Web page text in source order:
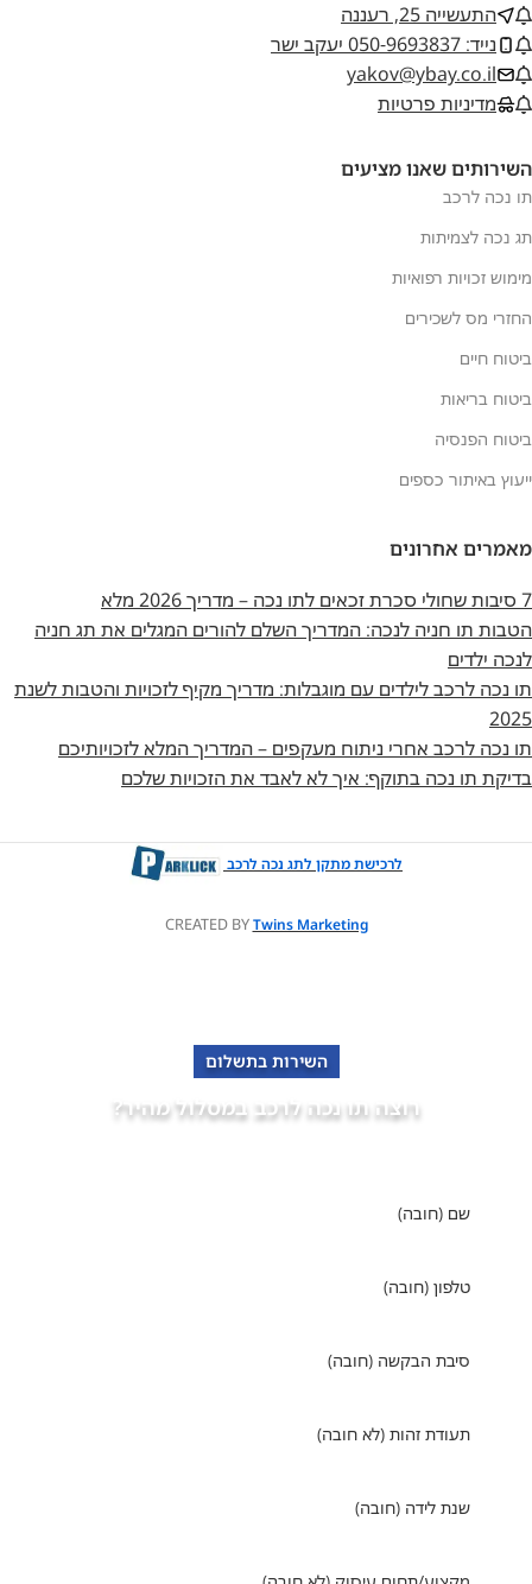
מאמרים אחרונים
7 סיבות שחולי סכרת זכאים לתו נכה – מדריך 2026 מלא
הטבות תו חניה לנכה: המדריך השלם להורים המגלים את תג חניה
לנכה ילדים
תו נכה לרכב לילדים עם מוגבלות: מדריך מקיף לזכויות והטבות לשנת
2025
תו נכה לרכב אחרי ניתוח מעקפים – המדריך המלא לזכויותיכם
בדיקת תו נכה בתוקף: איך לא לאבד את הזכויות שלכם
השירותים שאנו מציעים
תו נכה לרכב
תג נכה לצמיתות
מימוש זכויות רפואיות
החזרי מס לשכירים
ביטוח חיים
ביטוח בריאות
ביטוח הפנסיה
ייעוץ באיתור כספים
התעשייה 25, רעננה
נייד: 050-9693837 יעקב ישר
yakov@ybay.co.il
מדיניות פרטיות
לרכישת מתקן לתג נכה לרכב
CREATED BYTwins Marketing
השירות בתשלום
רוצה תו נכה לרכב במסלול מהיר?